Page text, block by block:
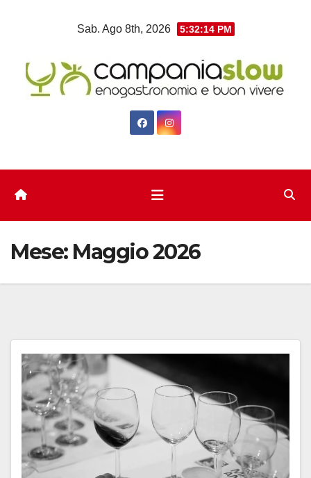
Sab. Ago 8th, 2026 5:32:16 PM
Mese: Maggio 2026